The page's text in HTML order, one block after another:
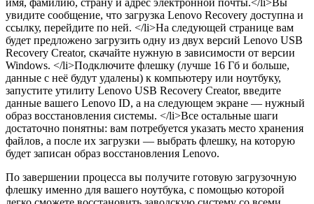
увидите сообщение, что загрузка Lenovo Recovery доступна и
ссылку, перейдите по ней. </li>На следующей странице вам
будет предложено загрузить одну из двух версий Lenovo USB
Recovery Creator, скачайте нужную в зависимости от версии
Windows. </li>Подключите флешку (лучше 16 Гб и больше,
данные с неё будут удалены) к компьютеру или ноутбуку,
запустите утилиту Lenovo USB Recovery Creator, введите
данные вашего Lenovo ID, а на следующем экране — нужный
образ восстановления системы. </li>Все остальные шаги
достаточно понятны: вам потребуется указать место хранения
файлов, а после их загрузки — выбрать флешку, на которую
будет записан образ восстановления Lenovo.
По завершении процесса вы получите готовую загрузочную
флешку именно для вашего ноутбука, с помощью которой